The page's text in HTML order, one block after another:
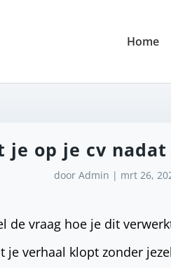
Home
je op je cv
door Admin | mrt 26,
de vraag hoe je dit
je verhaal klopt zonder